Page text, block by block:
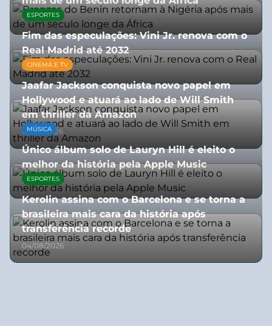
08/07/2026
ESPORTES
Fim das especulações: Vini Jr. renova com o
Real Madrid até 2032
06/08/2026
CINEMA E TV
Jaafar Jackson conquista novo papel em
Hollywood e atuará ao lado de Will Smith
em thriller da Amazon
06/08/2026
MÚSICA
Único álbum solo de Lauryn Hill é eleito o
melhor da história pela Apple Music
06/08/2026
ESPORTES
Kerolin assina com o Barcelona e se torna a
brasileira mais cara da história após
transferência recorde
04/08/2026